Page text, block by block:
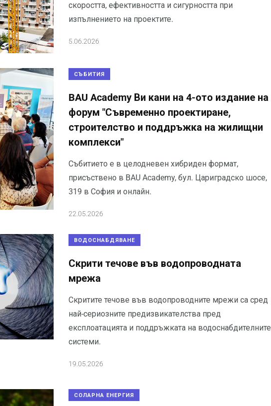
скоростта, ефективността и сигурността при
изпълнението на проектите.
5.06.2026
СЪБИТИЯ
BAU Academy Ви кани на 4-ото издание на
форум "Съвременно проектиране,
строителство и поддръжка на жилищни
комплекси"
Събитието е в целодневен хибриден формат,
присъствено в BAU Academy, бул. Цариградско шосе,
319 в София и онлайн.
22.05.2026
ВОДОСНАБДЯВАНЕ
Скрити течове във водопроводната
мрежа
Скритите течове във водопроводните мрежи са сред
най-сериозните предизвикателства пред
експлоатацията и поддръжката на водоснабдителните
системи.
19.05.2026
СОЛАРНА ЕНЕРГИЯ